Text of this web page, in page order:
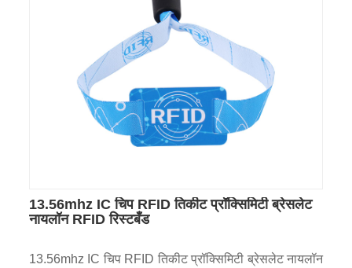
13.56mhz IC चिप RFID तिकीट प्रॉक्सिमिटी ब्रेसलेट
नायलॉन RFID रिस्टबँड
13.56mhz IC चिप RFID तिकीट प्रॉक्सिमिटी ब्रेसलेट नायलॉन